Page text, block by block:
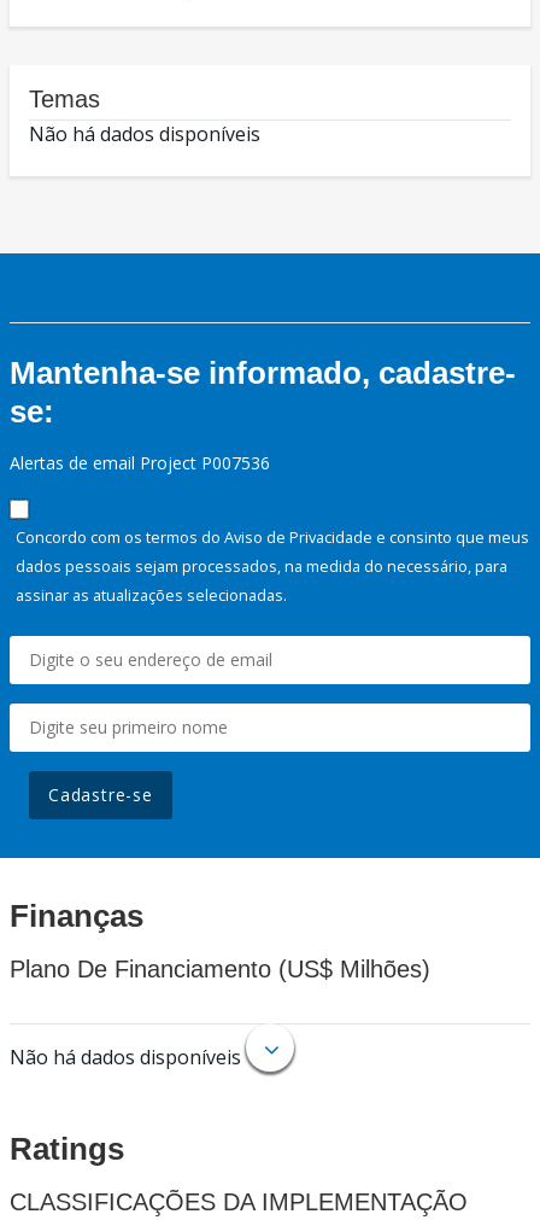
Temas
Não há dados disponíveis
Mantenha-se informado, cadastre-
se:
Alertas de email Project P007536
Concordo com os termos do Aviso de Privacidade e consinto que meus
dados pessoais sejam processados, na medida do necessário, para
assinar as atualizações selecionadas.
Cadastre-se
Finanças
Plano De Financiamento (US$ Milhões)
Não há dados disponíveis
Ratings
CLASSIFICAÇÕES DA IMPLEMENTAÇÃO